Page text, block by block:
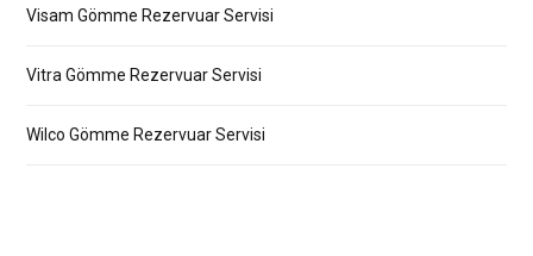
Visam Gömme Rezervuar Servisi
Vitra Gömme Rezervuar Servisi
Wilco Gömme Rezervuar Servisi